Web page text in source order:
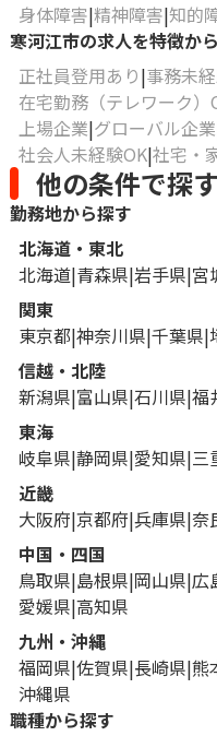
身体障害 精神障害 知的
寒河江市の求人を特徴か
正社員登用あり 事務未
在宅勤務（テレワーク）
上場企業 グローバル企業
社会人未経験OK 社宅・
他の条件で探す
勤務地から探す
北海道・東北
北海道 青森県 岩手県 宮
関東
東京都 神奈川県 千葉県
信越・北陸
新潟県 富山県 石川県 福
東海
岐阜県 静岡県 愛知県 三
近畿
大阪府 京都府 兵庫県 奈
中国・四国
鳥取県 島根県 岡山県 広
愛媛県 高知県
九州・沖縄
福岡県 佐賀県 長崎県 熊
沖縄県
職種から探す